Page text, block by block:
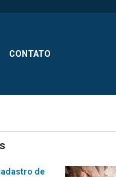
CONTATO
de